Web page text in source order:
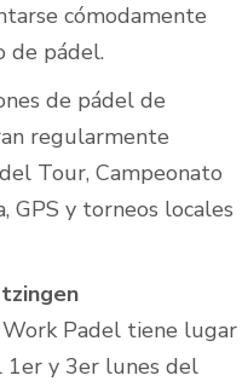
cómodamente
de pádel.
de pádel de
regularmente
Tour, Campeonato
GPS y torneos locales
Padel tiene lugar
1er y 3er lunes del